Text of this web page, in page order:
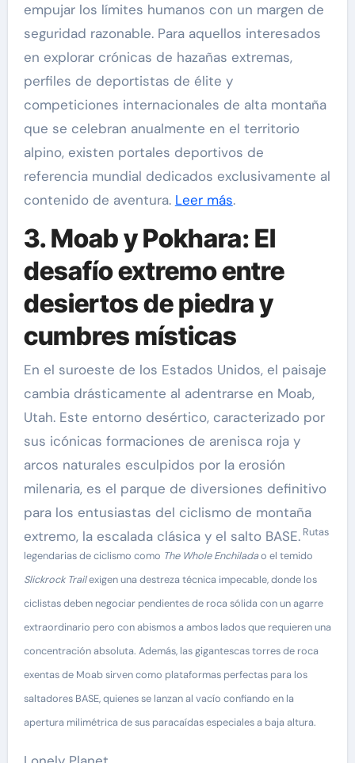
empujar los límites humanos con un margen de
seguridad razonable. Para aquellos interesados
en explorar crónicas de hazañas extremas,
perfiles de deportistas de élite y
competiciones internacionales de alta montaña
que se celebran anualmente en el territorio
alpino, existen portales deportivos de
referencia mundial dedicados exclusivamente al
contenido de aventura. Leer más.
3. Moab y Pokhara: El
desafío extremo entre
desiertos de piedra y
cumbres místicas
En el suroeste de los Estados Unidos, el paisaje
cambia drásticamente al adentrarse en Moab,
Utah. Este entorno desértico, caracterizado por
sus icónicas formaciones de arenisca roja y
arcos naturales esculpidos por la erosión
milenaria, es el parque de diversiones definitivo
para los entusiastas del ciclismo de montaña
extremo, la escalada clásica y el salto BASE. Rutas
legendarias de ciclismo como The Whole Enchiladao el temido
Slickrock Trailexigen una destreza técnica impecable, donde los
ciclistas deben negociar pendientes de roca sólida con un agarre
extraordinario pero con abismos a ambos lados que requieren una
concentración absoluta. Además, las gigantescas torres de roca
exentas de Moab sirven como plataformas perfectas para los
saltadores BASE, quienes se lanzan al vacío confiando en la
apertura milimétrica de sus paracaídas especiales a baja altura.